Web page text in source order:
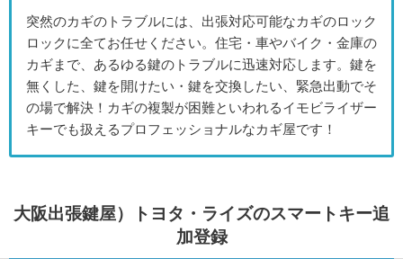
突然のカギのトラブルには、出張対応可能なカギのロック
ロックに全てお任せください。住宅・車やバイク・金庫の
カギまで、あるゆる鍵のトラブルに迅速対応します。鍵を
無くした、鍵を開けたい・鍵を交換したい、緊急出動でそ
の場で解決！カギの複製が困難といわれるイモビライザー
キーでも扱えるプロフェッショナルなカギ屋です！
大阪出張鍵屋）トヨタ・ライズのスマートキー追
加登録